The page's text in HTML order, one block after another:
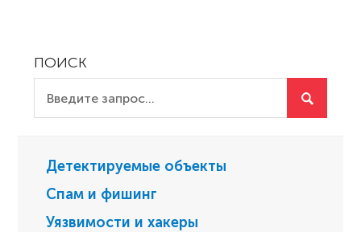
ПОИСК
Детектируемые объекты
Спам и фишинг
Уязвимости и хакеры